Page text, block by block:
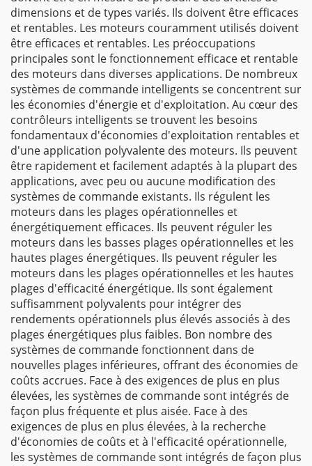
dimensions et de types variés. Ils doivent être efficaces
et rentables. Les moteurs couramment utilisés doivent
être efficaces et rentables. Les préoccupations
principales sont le fonctionnement efficace et rentable
des moteurs dans diverses applications. De nombreux
systèmes de commande intelligents se concentrent sur
les économies d'énergie et d'exploitation. Au cœur des
contrôleurs intelligents se trouvent les besoins
fondamentaux d'économies d'exploitation rentables et
d'une application polyvalente des moteurs. Ils peuvent
être rapidement et facilement adaptés à la plupart des
applications, avec peu ou aucune modification des
systèmes de commande existants. Ils régulent les
moteurs dans les plages opérationnelles et
énergétiquement efficaces. Ils peuvent réguler les
moteurs dans les basses plages opérationnelles et les
hautes plages énergétiques. Ils peuvent réguler les
moteurs dans les plages opérationnelles et les hautes
plages d'efficacité énergétique. Ils sont également
suffisamment polyvalents pour intégrer des
rendements opérationnels plus élevés associés à des
plages énergétiques plus faibles. Bon nombre des
systèmes de commande fonctionnent dans de
nouvelles plages inférieures, offrant des économies de
coûts accrues. Face à des exigences de plus en plus
élevées, les systèmes de commande sont intégrés de
façon plus fréquente et plus aisée. Face à des
exigences de plus en plus élevées, à la recherche
d'économies de coûts et à l'efficacité opérationnelle,
les systèmes de commande sont intégrés de façon plus